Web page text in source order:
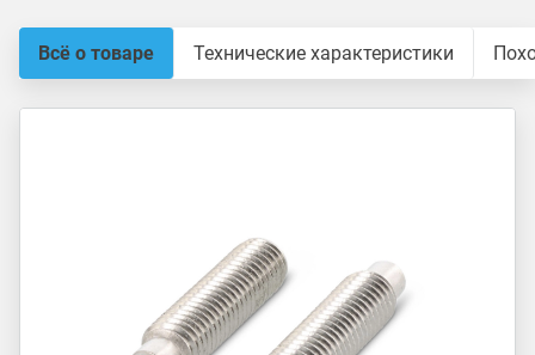
Всё о товаре Технические характеристики